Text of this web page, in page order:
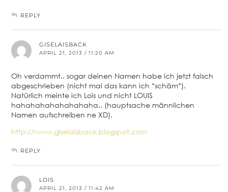
REPLY
GISELAISBACK
APRIL 21, 2013 / 11:20 AM
Oh verdammt.. sogar deinen Namen habe ich jetzt falsch
abgeschrieben (nicht mal das kann ich *schäm*).
Natürlich meinte ich Lois und nicht LOUIS
hahahahahahahahaha.. (hauptsache männlichen
Namen aufschreiben ne XD).
http://www.giselaisback.blogspot.com
REPLY
LOIS
APRIL 21, 2013 / 11:42 AM